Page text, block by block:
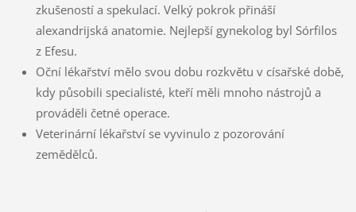
zkušeností a spekulací. Velký pokrok přináší
alexandrijská anatomie. Nejlepší gynekolog byl Sórfilos
z Efesu.
Oční lékařství mělo svou dobu rozkvětu v císařské době,
kdy působili specialisté, kteří měli mnoho nástrojů a
prováděli četné operace.
Veterinární lékařství se vyvinulo z pozorování
zemědělců.